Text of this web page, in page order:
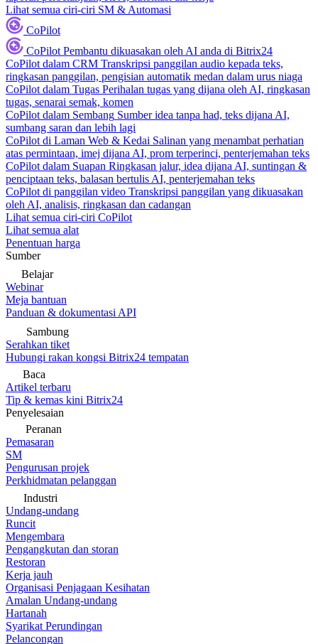
Lihat semua ciri-ciri SM & Automasi
CoPilot
CoPilot Pembantu dikuasakan oleh AI anda di Bitrix24
CoPilot dalam CRM Transkripsi panggilan audio kepada teks,
ringkasan panggilan, pengisian automatik medan dalam urus niaga
CoPilot dalam Tugas Perihalan tugas yang dijana oleh AI, ringkasan
tugas, senarai semak, komen
CoPilot dalam Sembang Sumber idea tanpa had, teks dijana AI,
sumbang saran dan lebih lagi
CoPilot di Laman Web & Kedai Salinan yang menambat perhatian
atas permintaan, imej dijana AI, prom terperinci, penterjemahan teks
CoPilot dalam Suapan Ringkasan jalur, idea dijana AI, suntingan &
penciptaan teks, balasan bertulis AI, penterjemahan teks
CoPilot di panggilan video Transkripsi panggilan yang dikuasakan
oleh AI, analisis, ringkasan dan cadangan
Lihat semua ciri-ciri CoPilot
Lihat semua alat
Penentuan harga
Sumber
Belajar
Webinar
Meja bantuan
Panduan & dokumentasi API
Sambung
Serahkan tiket
Hubungi rakan kongsi Bitrix24 tempatan
Baca
Artikel terbaru
Tip & kemas kini Bitrix24
Penyelesaian
Peranan
Pemasaran
SM
Pengurusan projek
Perkhidmatan pelanggan
Industri
Undang-undang
Runcit
Mengembara
Pengangkutan dan storan
Restoran
Kerja jauh
Organisasi Penjagaan Kesihatan
Amalan Undang-undang
Hartanah
Syarikat Perundingan
Pelancongan